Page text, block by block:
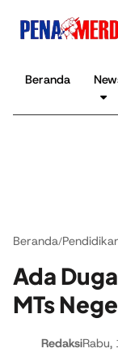
Beranda
Beranda/
Ada
MTs
Redaksi